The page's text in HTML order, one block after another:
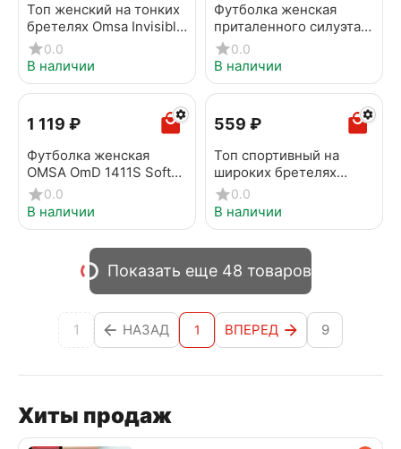
Топ женский на тонких
бретелях Omsa Invisible
1111B Beige
0.0
В наличии
Футболка женская
приталенного силуэта
OMSA OmT_D1203
Avorio
0.0
В наличии
1 119 ₽
Футболка женская
OMSA OmD 1411S Soft
Bianco
0.0
В наличии
‍559‍ ₽
Топ спортивный на
широких бретелях
OMSA OmS142 Naturale
0.0
В наличии
Показать еще 48 товаров
1 НАЗАД 1 ВПЕРЕД 9
Хиты продаж